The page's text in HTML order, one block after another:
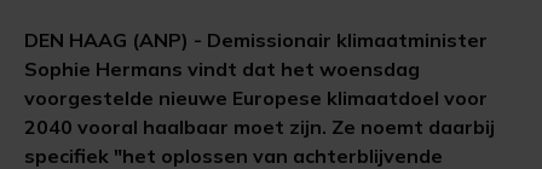
DEN HAAG (ANP) - Demissionair klimaatminister
Sophie Hermans vindt dat het woensdag
voorgestelde nieuwe Europese klimaatdoel voor
2040 vooral haalbaar moet zijn. Ze noemt daarbij
specifiek "het oplossen van achterblijvende